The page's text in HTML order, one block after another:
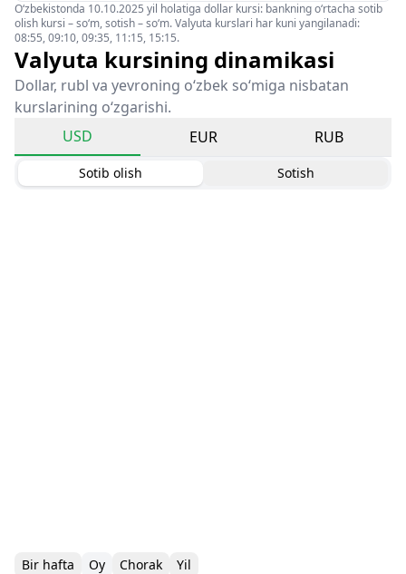
O‘zbekistonda 10.10.2025 yil holatiga dollar kursi: bankning o‘rtacha sotib
olish kursi – so‘m, sotish – so‘m. Valyuta kurslari har kuni yangilanadi:
08:55, 09:10, 09:35, 11:15, 15:15.
Valyuta kursining dinamikasi
Dollar, rubl va yevroning o‘zbek so‘miga nisbatan
kurslarining o‘zgarishi.
USD
EUR RUB
Sotib olish Sotish
Bir hafta Oy Chorak Yil